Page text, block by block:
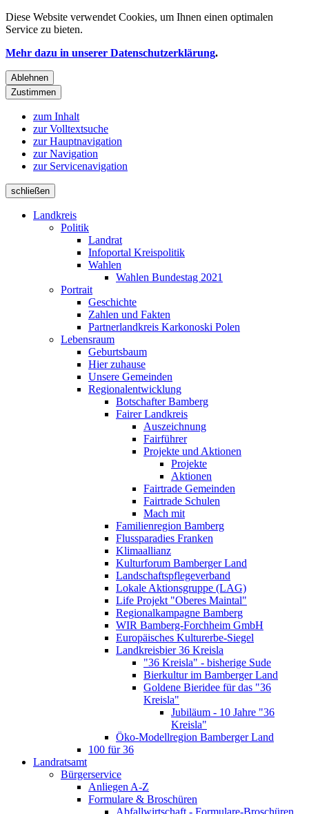
Diese Website verwendet Cookies, um Ihnen einen optimalen
Service zu bieten.
Mehr dazu in unserer Datenschutzerklärung.
Ablehnen
Zustimmen
zum Inhalt
zur Volltextsuche
zur Hauptnavigation
zur Navigation
zur Servicenavigation
schließen
Landkreis
Politik
Landrat
Infoportal Kreispolitik
Wahlen
Wahlen Bundestag 2021
Portrait
Geschichte
Zahlen und Fakten
Partnerlandkreis Karkonoski Polen
Lebensraum
Geburtsbaum
Hier zuhause
Unsere Gemeinden
Regionalentwicklung
Botschafter Bamberg
Fairer Landkreis
Auszeichnung
Fairführer
Projekte und Aktionen
Projekte
Aktionen
Fairtrade Gemeinden
Fairtrade Schulen
Mach mit
Familienregion Bamberg
Flussparadies Franken
Klimaallianz
Kulturforum Bamberger Land
Landschaftspflegeverband
Lokale Aktionsgruppe (LAG)
Life Projekt "Oberes Maintal"
Regionalkampagne Bamberg
WIR Bamberg-Forchheim GmbH
Europäisches Kulturerbe-Siegel
Landkreisbier 36 Kreisla
"36 Kreisla" - bisherige Sude
Bierkultur im Bamberger Land
Goldene Bieridee für das "36
Kreisla"
Jubiläum - 10 Jahre "36
Kreisla"
Öko-Modellregion Bamberger Land
100 für 36
Landratsamt
Bürgerservice
Anliegen A-Z
Formulare & Broschüren
Abfallwirtschaft - Formulare-Broschüren